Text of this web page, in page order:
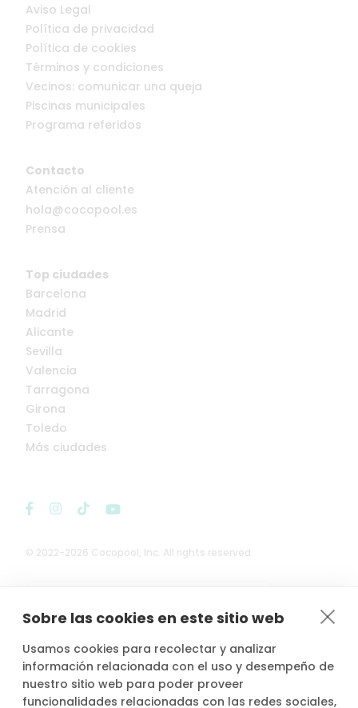
Sobre las cookies en este sitio web
Usamos cookies para recolectar y analizar
información relacionada con el uso y desempeño de
nuestro sitio web para poder proveer
funcionalidades relacionadas con las redes sociales,
© 2022-2026 Cocopool, Inc. All rights reserved.
 Anfitriones asegurados*
Aviso Legal
Política de privacidad
Política de cookies
Términos y condiciones
Vecinos: comunicar una queja
Piscinas municipales
Programa referidos
Contacto
Atención al cliente
hola@cocopool.es
Prensa
Top ciudades
Barcelona
Madrid
Alicante
Sevilla
Valencia
Tarragona
Girona
Toledo
Más ciudades
*Actividad, con seguro voluntario de responsabilidad civil del